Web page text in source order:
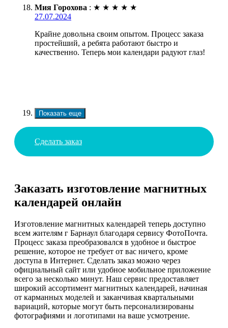
Мия Горохова : ★ ★ ★ ★ ★
27.07.2024
Крайне довольна своим опытом. Процесс заказа
простейший, а ребята работают быстро и
качественно. Теперь мои календари радуют глаз!
Показать еще
Сделать заказ
Заказать изготовление магнитных
календарей онлайн
Изготовление магнитных календарей теперь доступно
всем жителям г Барнаул благодаря сервису ФотоПочта.
Процесс заказа преобразовался в удобное и быстрое
решение, которое не требует от вас ничего, кроме
доступа в Интернет. Сделать заказ можно через
официальный сайт или удобное мобильное приложение
всего за несколько минут. Наш сервис предоставляет
широкий ассортимент магнитных календарей, начиная
от карманных моделей и заканчивая квартальными
вариаций, которые могут быть персонализированы
фотографиями и логотипами на ваше усмотрение.